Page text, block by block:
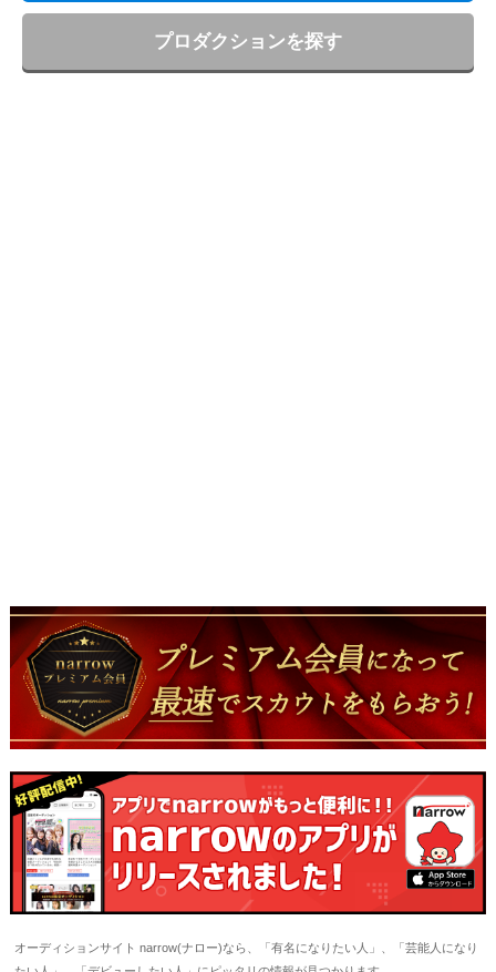
プロダクションを探す
オーディションサイト narrow(ナロー)なら、「有名になりたい人」、「芸能人になり